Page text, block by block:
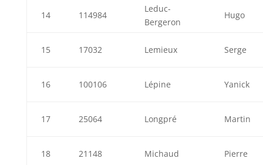
14 114984
Leduc-
Bergeron
Hugo
15 17032 Lemieux Serge
16 100106 Lépine Yanick
17 25064 Longpré Martin
18 21148 Michaud Pierre